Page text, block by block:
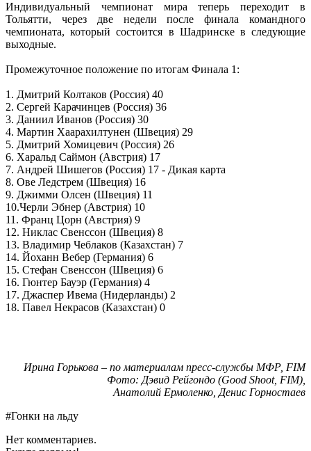
Индивидуальный чемпионат мира теперь переходит в
Тольятти, через две недели после финала командного
чемпионата, который состоится в Шадринске в следующие
выходные.
Промежуточное положение по итогам Финала 1:
1. Дмитрий Колтаков (Россия) 40
2. Сергей Карачинцев (Россия) 36
3. Даниил Иванов (Россия) 30
4. Мартин Хаарахилтунен (Швеция) 29
5. Дмитрий Хомицевич (Россия) 26
6. Харальд Саймон (Австрия) 17
7. Андрей Шишегов (Россия) 17 - Дикая карта
8. Ове Ледстрем (Швеция) 16
9. Джимми Олсен (Швеция) 11
10.Черли Эбнер (Австрия) 10
11. Франц Цорн (Австрия) 9
12. Никлас Свенссон (Швеция) 8
13. Владимир Чеблаков (Казахстан) 7
14. Йоханн Вебер (Германия) 6
15. Стефан Свенссон (Швеция) 6
16. Гюнтер Бауэр (Германия) 4
17. Джаспер Ивема (Нидерланды) 2
18. Павел Некрасов (Казахстан) 0
Ирина Горькова – по материалам пресс-службы МФР, FIM
Фото: Дэвид Рейгондо (Good Shoot, FIM),
Анатолий Ермоленко, Денис Горностаев
#Гонки на льду
Нет комментариев.